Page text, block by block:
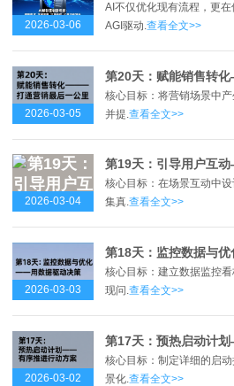
2026-03-06
AI不仅优化现有流程，更在
AGI驱动.查看全文>>
2026-03-05
第20天：赋能销售转
核心目标：将营销场景中
并提. 查看全文>>
2026-03-04
第19天：引导用户互
核心目标：在场景互动中
集真.查看全文>>
2026-03-03
第18天：监控数据与
核心目标：建立数据监控
现问.查看全文>>
2026-03-02
第17天：预热启动计
核心目标：制定详细的启
景化. 查看全文>>